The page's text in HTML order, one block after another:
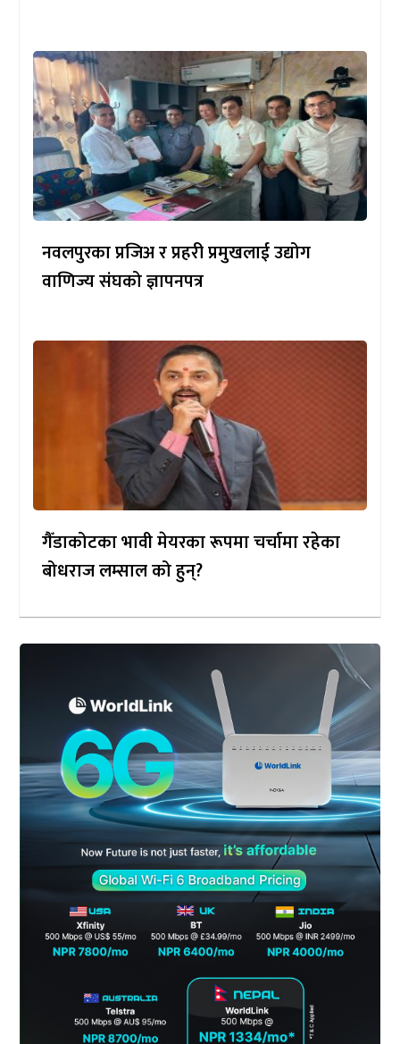
नवलपुरका प्रजिअ र प्रहरी प्रमुखलाई उद्योग
वाणिज्य संघको ज्ञापनपत्र
गैँडाकोटका भावी मेयरका रूपमा चर्चामा रहेका
बोधराज लम्साल को हुन्?